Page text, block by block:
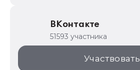
1С:Торговая площадка
ВКонтакте
51593 участника
Участвовать